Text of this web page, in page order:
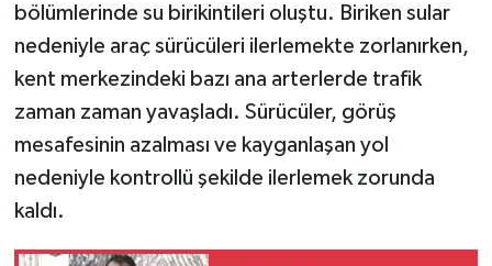
bölümlerinde su birikintileri oluştu. Biriken sular
nedeniyle araç sürücüleri ilerlemekte zorlanırken,
kent merkezindeki bazı ana arterlerde trafik
zaman zaman yavaşladı. Sürücüler, görüş
mesafesinin azalması ve kayganlaşan yol
nedeniyle kontrollü şekilde ilerlemek zorunda
kaldı.